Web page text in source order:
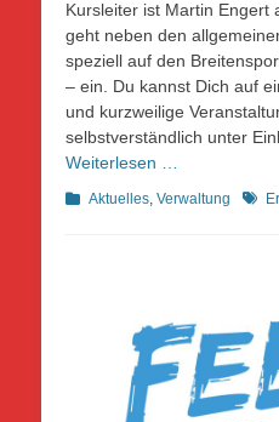
Kursleiter ist Martin Engert
geht neben den
speziell auf den
– ein. Du kannst Dich auf
und kurzweilige
selbstverständlich unter
Weiterlesen …
Kategorien
Aktuelles, Verwaltung